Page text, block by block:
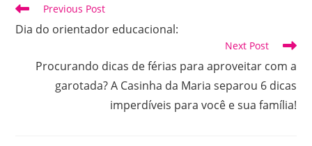
Read
articles
Previous Post
Dia do orientador educacional:
Next Post
Procurando dicas de férias para aproveitar com a
garotada? A Casinha da Maria separou 6 dicas
imperdíveis para você e sua família!